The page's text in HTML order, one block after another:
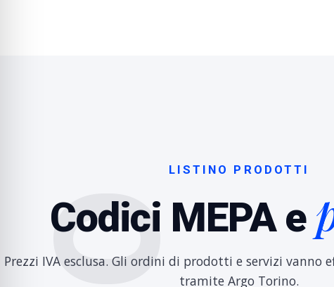
LISTINO PRODOTTI
Codici MEPA e
Prezzi IVA esclusa. Gli ordini di prodotti e servizi vanno
tramite Argo Torino.